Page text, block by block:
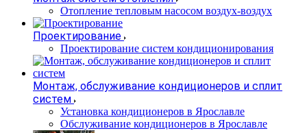
Отопление тепловым насосом воздух-воздух
Проектирование
Проектирование систем кондиционирования
Монтаж, обслуживание кондиционеров и сплит
систем
Установка кондиционеров в Ярославле
Обслуживание кондиционеров в Ярославле